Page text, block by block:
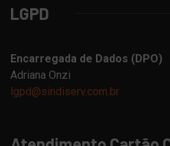
LGPD
Encarregada de Dados (DPO)
Adriana Onzi
lgpd@sindiserv.com.br